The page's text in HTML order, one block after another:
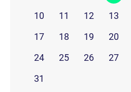
10 11 12 13
17
18 19 20
24
25 26 27
31